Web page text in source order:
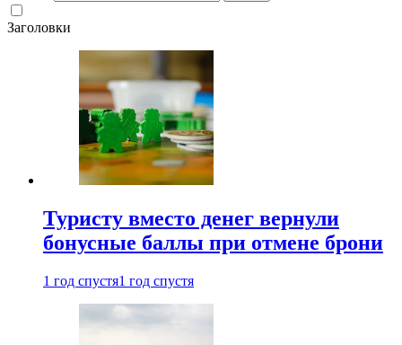
Заголовки
Туристу вместо денег вернули
бонусные баллы при отмене брони
1 год спустя1 год спустя